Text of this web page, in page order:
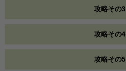
攻略その3
攻略その4
攻略その5